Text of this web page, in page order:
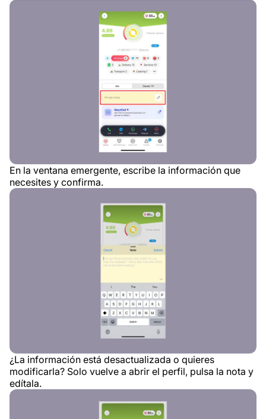
En la ventana emergente, escribe la información que
necesites y confirma.
¿La información está desactualizada o quieres
modificarla? Solo vuelve a abrir el perfil, pulsa la nota y
edítala.